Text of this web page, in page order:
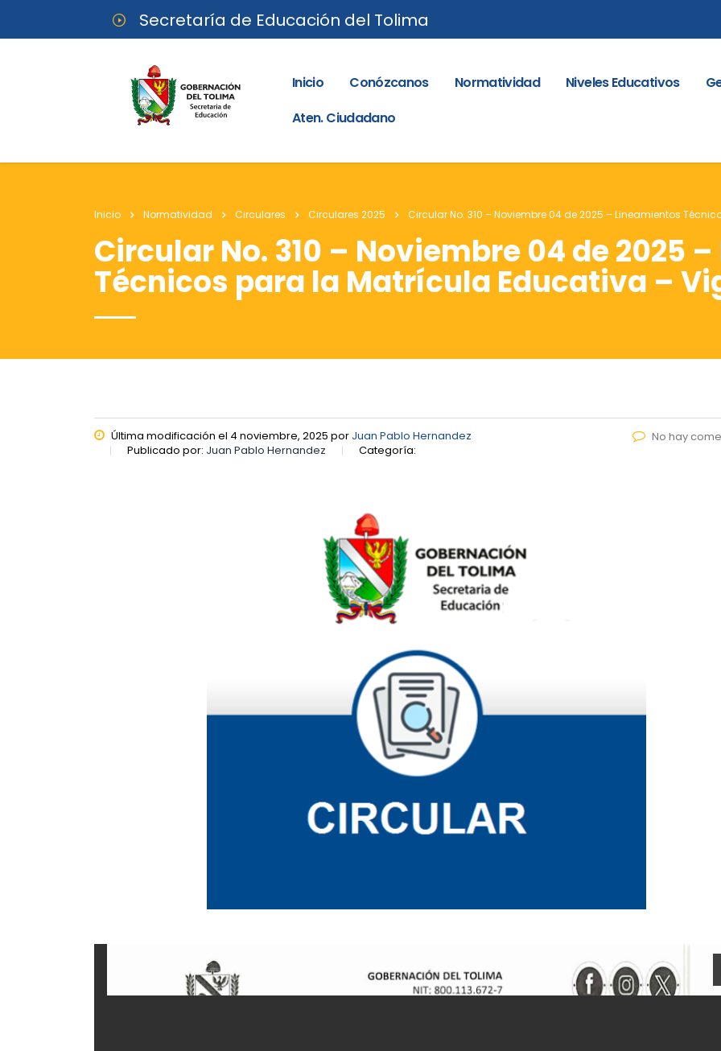
Secretaría de Educación del Tolima
Inicio Conózcanos Normatividad Niveles Educativos
Aten. Ciudadano
Inicio Normatividad Circulares Circulares 2025 Circular No. 310 – Noviembre 04 de 2025 – Lineamientos
Circular No. 310 – Noviembre 04 de 2025
Técnicos para la Matrícula Educativa –
Última modificación el 4 noviembre, 2025 por Juan Pablo Hernandez
Publicado por: Juan Pablo Hernandez Categoría:
No hay